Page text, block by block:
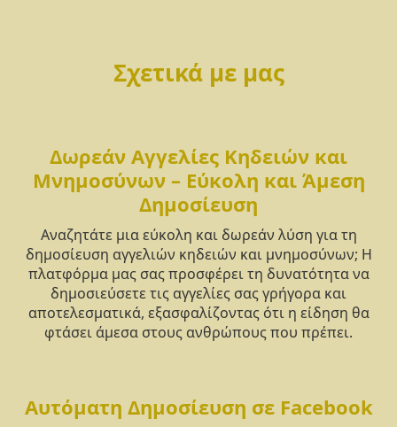
Σχετικά με μας
Δωρεάν Αγγελίες Κηδειών και
Μνημοσύνων – Εύκολη και Άμεση
Δημοσίευση
Αναζητάτε μια εύκολη και δωρεάν λύση για τη
δημοσίευση αγγελιών κηδειών και μνημοσύνων; Η
πλατφόρμα μας σας προσφέρει τη δυνατότητα να
δημοσιεύσετε τις αγγελίες σας γρήγορα και
αποτελεσματικά, εξασφαλίζοντας ότι η είδηση θα
φτάσει άμεσα στους ανθρώπους που πρέπει.
Αυτόματη Δημοσίευση σε Facebook